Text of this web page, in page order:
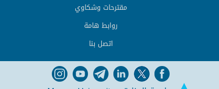
مقترحات وشكاوي
روابط هامة
اتصل بنا